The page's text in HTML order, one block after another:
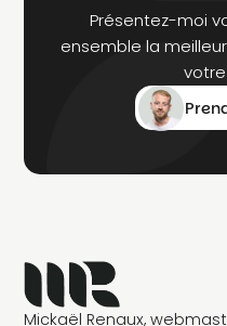
Présentez-moi
ensemble la
Mickaël Renaux,